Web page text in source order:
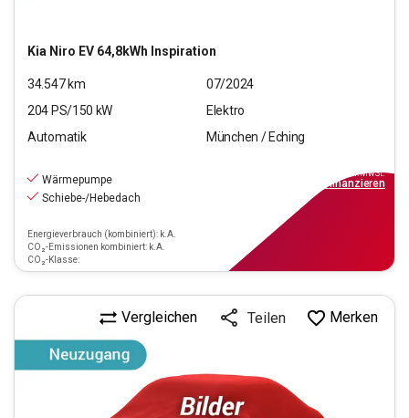
Kia Niro EV 64,8kWh Inspiration
34.547km
07/2024
204PS/150 kW
Elektro
Automatik
München / Eching
Wärmepumpe
Schiebe-/Hebedach
Energieverbrauch (kombiniert): k.A.
CO₂-Emissionen kombiniert: k.A.
CO₂-Klasse:
inkl.MwSt.
finanzieren
Vergleichen Teilen Merken